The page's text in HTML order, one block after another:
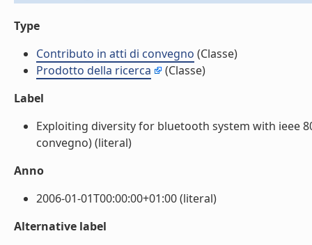
Type
Contributo in atti di convegno (Classe)
Prodotto della ricerca
(Classe)
Label
Exploiting diversity for bluetooth system with ieee
convegno) (literal)
Anno
2006-01-01T00:00:00+01:00 (literal)
Alternative label